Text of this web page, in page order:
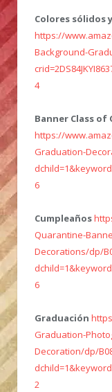
Colores sólidos
https://
Background-
4
Banner Class
https://
Graduation-
6
Cumpleaños
Quarantine-
Decorations/dp/
6
Graduación
Graduation-
Decoration/dp/
2